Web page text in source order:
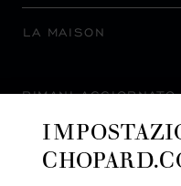
LA MAISON
RIMANI AGGIORNATO